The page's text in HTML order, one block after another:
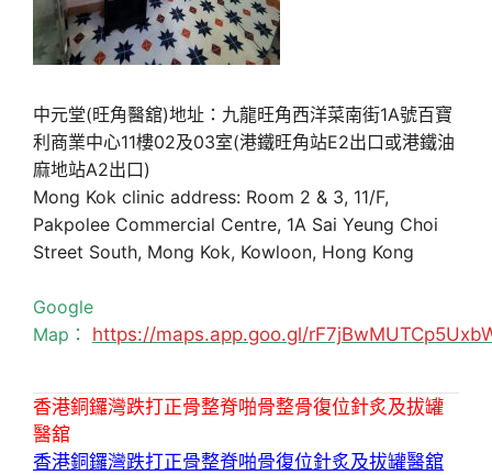
中元堂(旺角醫舘)地址：九龍旺角西洋菜南街1A號百寶
利商業中心11樓02及03室(港鐵旺角站E2出口或港鐵油
麻地站A2出口)
Mong Kok clinic address: Room 2 & 3, 11/F,
Pakpolee Commercial Centre, 1A Sai Yeung Choi
Street South, Mong Kok, Kowloon, Hong Kong
Google
Map： https://maps.app.goo.gl/
香港銅鑼灣跌打正骨整脊啪骨整骨復位針炙及拔罐
醫舘
香港銅鑼灣跌打正骨整脊啪骨復位針炙及拔罐醫舘